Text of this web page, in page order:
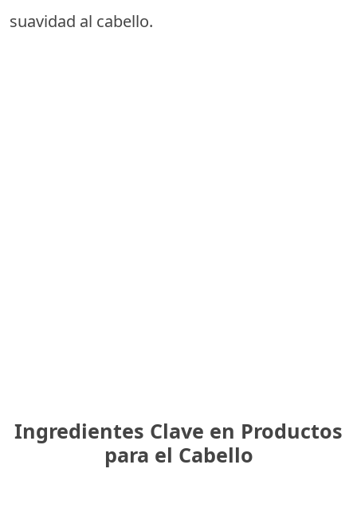
suavidad al cabello.
Ingredientes Clave en Productos
para el Cabello